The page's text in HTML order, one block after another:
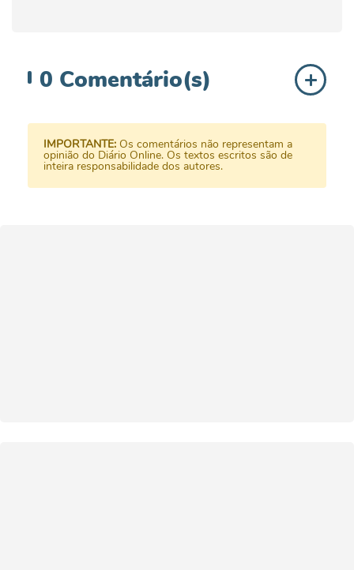
0 Comentário(s)
IMPORTANTE: Os comentários não representam a
opinião do Diário Online. Os textos escritos são de
inteira responsabilidade dos autores.